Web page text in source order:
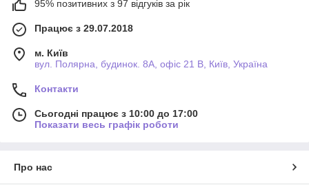
95% позитивних з 97 відгуків за рік
Працює з 29.07.2018
м. Київ
вул. Полярна, будинок. 8А, офіс 21 В, Київ, Україна
Контакти
Сьогодні працює з 10:00 до 17:00
Показати весь графік роботи
Про нас